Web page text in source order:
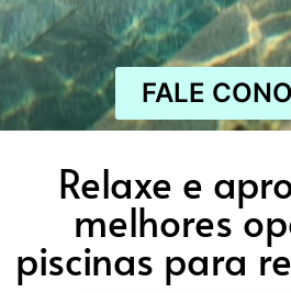
FALE
Relaxe e
melhores
piscinas para